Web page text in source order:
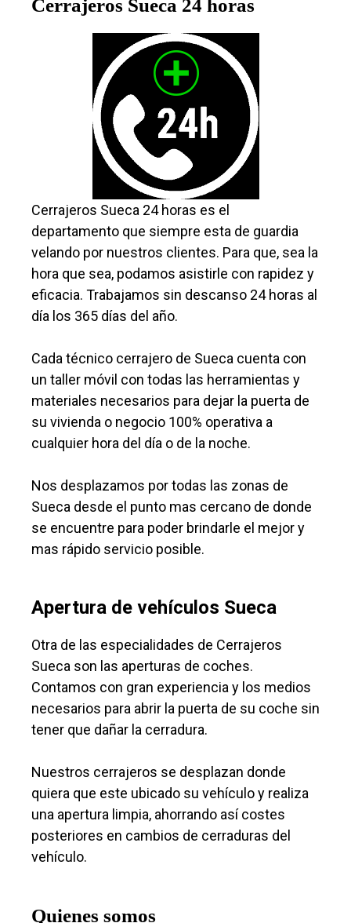
Cerrajeros Sueca 24 horas
Cerrajeros Sueca 24 horas es el
departamento que siempre esta de guardia
velando por nuestros clientes. Para que, sea la
hora que sea, podamos asistirle con rapidez y
eficacia. Trabajamos sin descanso 24 horas al
día los 365 días del año.
Cada técnico cerrajero de Sueca cuenta con
un taller móvil con todas las herramientas y
materiales necesarios para dejar la puerta de
su vivienda o negocio 100% operativa a
cualquier hora del día o de la noche.
Nos desplazamos por todas las zonas de
Sueca desde el punto mas cercano de donde
se encuentre para poder brindarle el mejor y
mas rápido servicio posible.
Apertura de vehículos Sueca
Otra de las especialidades de Cerrajeros
Sueca son las aperturas de coches.
Contamos con gran experiencia y los medios
necesarios para abrir la puerta de su coche sin
tener que dañar la cerradura.
Nuestros cerrajeros se desplazan donde
quiera que este ubicado su vehículo y realiza
una apertura limpia, ahorrando así costes
posteriores en cambios de cerraduras del
vehículo.
Quienes somos